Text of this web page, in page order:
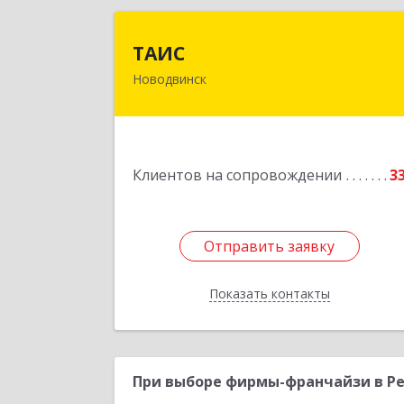
ТАИС
Новодвинск
Клиентов на сопровождении
Отправить заявку
Показать контакты
Отправить заявку
Назад
При выборе фирмы-франчайзи в